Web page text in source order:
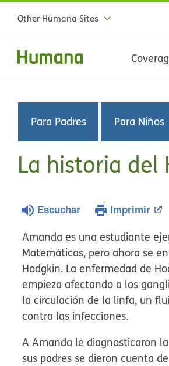
Other Humana Sites
Para Padres Para Niños
La historia del
Escuchar Imprimir
Amanda es una estudiante
Matemáticas, pero ahora se
Hodgkin. La enfermedad de
empieza afectando a los
la circulación de la linfa, un
contra las infecciones.
A Amanda le diagnosticaron
sus padres se dieron cuenta